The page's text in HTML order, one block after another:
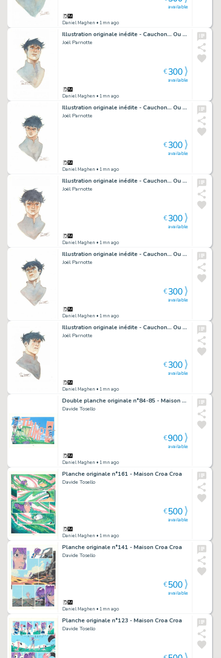
Daniel Maghen • 1mn ago
available
Illustration originale inédite - Cauchon... Ou l'homme qui tua Jeanne d'Arc
Joël Parnotte
Daniel Maghen • 1mn ago
available
€300
Illustration originale inédite - Cauchon... Ou l'homme qui tua Jeanne d'Arc
Joël Parnotte
Daniel Maghen • 1mn ago
available
€300
Illustration originale inédite - Cauchon... Ou l'homme qui tua Jeanne d'Arc
Joël Parnotte
Daniel Maghen • 1mn ago
available
€300
Illustration originale inédite - Cauchon... Ou l'homme qui tua Jeanne d'Arc
Joël Parnotte
Daniel Maghen • 1mn ago
available
€300
Illustration originale inédite - Cauchon... Ou l'homme qui tua Jeanne d'Arc
Joël Parnotte
Daniel Maghen • 1mn ago
available
€300
Double planche originale n°84-85 - Maison Croa Croa
Davide Tosello
Daniel Maghen • 1mn ago
available
€900
Planche originale n°161 - Maison Croa Croa
Davide Tosello
Daniel Maghen • 1mn ago
available
€500
Planche originale n°141 - Maison Croa Croa
Davide Tosello
Daniel Maghen • 1mn ago
available
€500
Planche originale n°123 - Maison Croa Croa
Davide Tosello